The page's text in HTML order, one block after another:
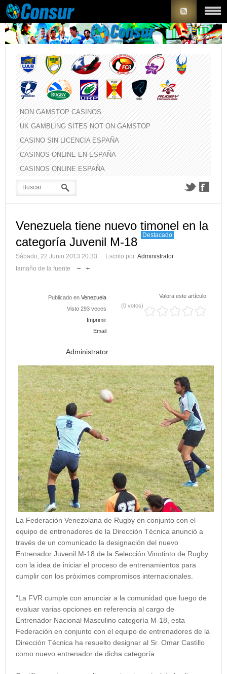
NON GAMSTOP CASINOS
UK GAMBLING SITES NOT ON GAMSTOP
CASINO SIN LICENCIA ESPAÑA
CASINOS ONLINE EN ESPAÑA
CASINOS ONLINE ESPAÑA
Venezuela tiene nuevo timonel en la
categoría Juvenil M-18
Destacado
Sábado, 22 Junio 2013 20:33 Escrito por Administrator
tamaño de la fuente
Publicado en Venezuela
Visto 293 veces
Imprimir
Email
Valora este artículo
(0 votos)
Administrator
La Federación Venezolana de Rugby en conjunto con el
equipo de entrenadores de la Dirección Técnica anunció a
través de un comunicado la designación del nuevo
Entrenador Juvenil M-18 de la Selección Vinotinto de Rugby
con la idea de iniciar el proceso de entrenamientos para
cumplir con los próximos compromisos internacionales.
“La FVR cumple con anunciar a la comunidad que luego de
evaluar varias opciones en referencia al cargo de
Entrenador Nacional Masculino categoría M-18, esta
Federación en conjunto con el equipo de entrenadores de la
Dirección Técnica ha resuelto designar al Sr. Omar Castillo
como nuevo entrenador de dicha categoría.